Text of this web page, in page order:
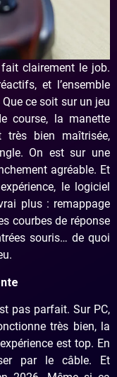
clairement le job.
et l’ensemble
ce soit sur un jeu
course, la manette
très bien maîtrisée,
On est sur une
agréable. Et
le logiciel
plus : remappage
courbes de réponse
souris… de quoi
pas parfait. Sur PC,
très bien, la
est top. En
par le câble. Et